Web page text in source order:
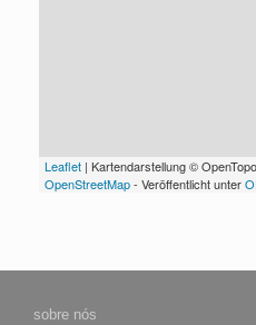
Leaflet | Kartendarstellung ©
OpenStreetMap- Veröffentlicht unter
sobre nós